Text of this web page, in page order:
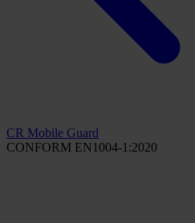
CR Mobile Guard
CONFORM EN1004-1:2020